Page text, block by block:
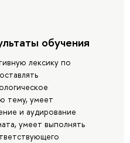
обучения
лексику по
тему, умеет
и аудирование
умеет выполнять